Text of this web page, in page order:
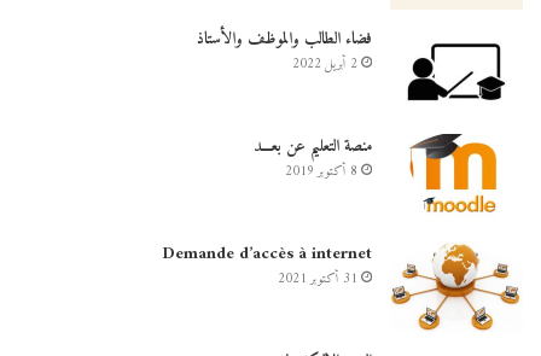
فضاء الطالب والموظف والأستاذ
2 أبريل 2022
منصة التعليم عن بعـــد
8 أكتوبر 2019
Demande d’accès à internet
31 أكتوبر 2021